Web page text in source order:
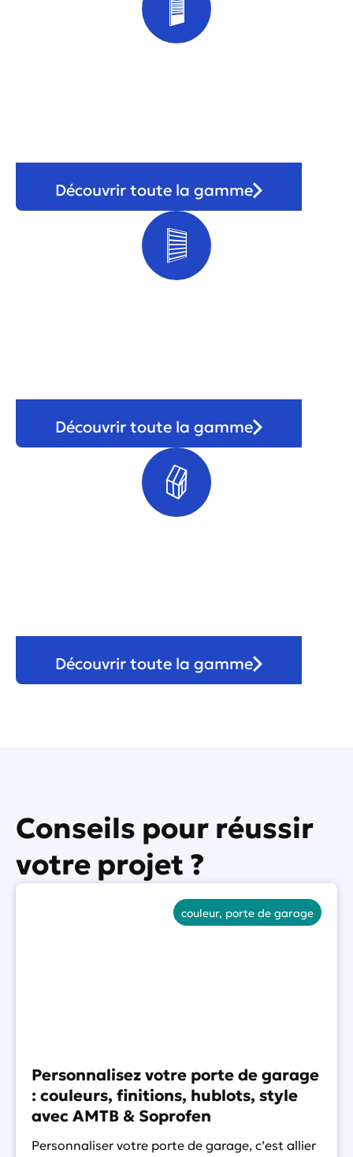
Découvrir toute la gamme
Découvrir toute la gamme
Découvrir toute la gamme
Conseils pour réussir
votre projet ?
couleur, porte de garage
Personnalisez votre porte de garage
: couleurs, finitions, hublots, style
avec AMTB & Soprofen
Personnaliser votre porte de garage, c’est allier